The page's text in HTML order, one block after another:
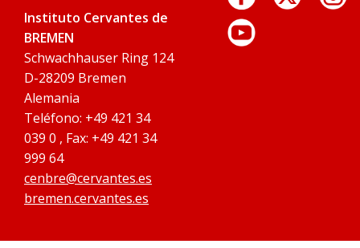
Instituto Cervantes de
BREMEN
Schwachhauser Ring 124
D-28209 Bremen
Alemania
Teléfono: +49 421 34
039 0 , Fax: +49 421 34
999 64
cenbre@cervantes.es
bremen.cervantes.es